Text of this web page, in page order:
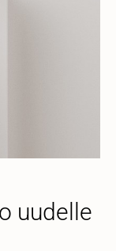
uudelle